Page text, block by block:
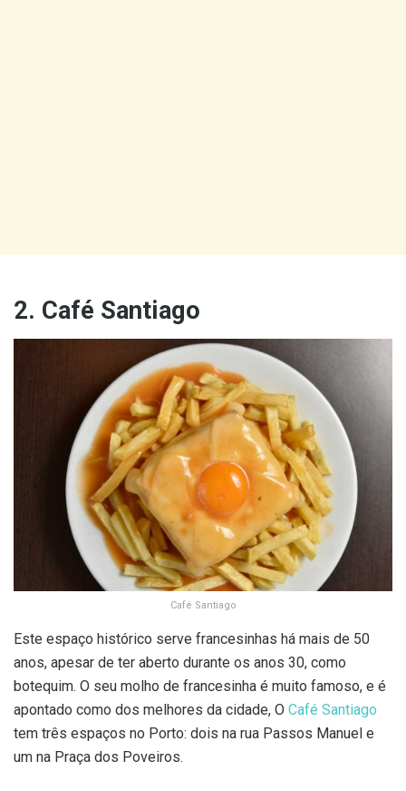
2. Café Santiago
Café Santiago
Este espaço histórico serve francesinhas há mais de 50
anos, apesar de ter aberto durante os anos 30, como
botequim. O seu molho de francesinha é muito famoso, e é
apontado como dos melhores da cidade, O Café Santiago
tem três espaços no Porto: dois na rua Passos Manuel e
um na Praça dos Poveiros.